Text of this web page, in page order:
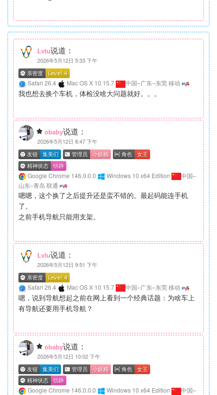
Lvtu说道：
2026年5月12日 5:33 下午
Safari 26.4 Mac OS X 10.15.7 中国–广东–东莞 移动
我也想去换个车机，体检没啥大问题就好。。。
obaby说道：
2026年5月12日 8:47 下午
Google Chrome 146.0.0.0 Windows 10 x64 Edition
中国–
山东–青岛 联通
嗯嗯，这个换了之后提升还是蛮不错的。最起码能连手机
了。
之前手机导航只能用支架。
Lvtu说道：
2026年5月12日 9:51 下午
Safari 26.4 Mac OS X 10.15.7 中国–广东–东莞 移动
嗯，说到导航想起之前在网上看到一个经典话题：为啥车上
有导航还要用手机导航？
obaby说道：
2026年5月12日 10:02 下午
Google Chrome 146.0.0.0 Windows 10 x64 Edition
中国–